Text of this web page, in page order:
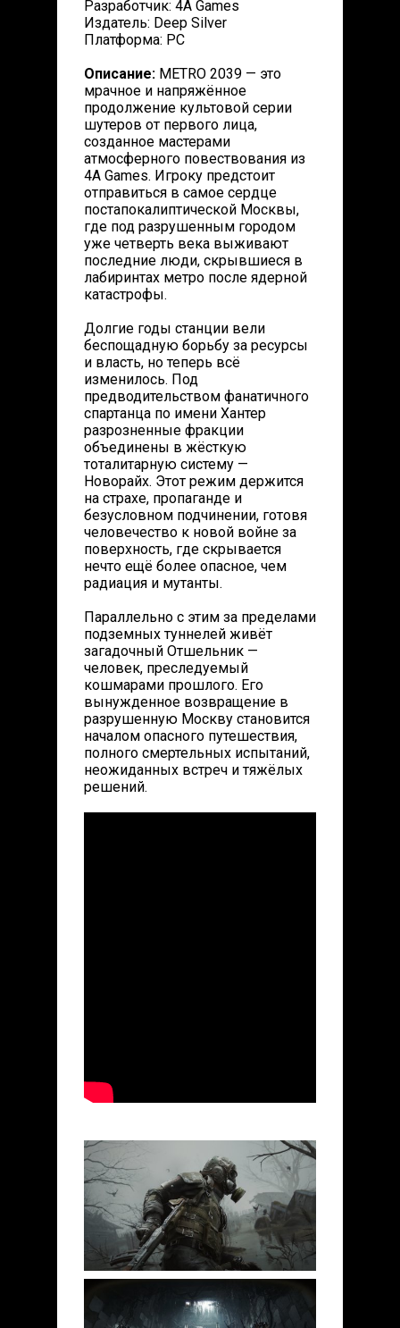
Разработчик: 4A Games
Издатель: Deep Silver
Платформа: PC
Описание: METRO 2039 — это
мрачное и напряжённое
продолжение культовой серии
шутеров от первого лица,
созданное мастерами
атмосферного повествования из
4A Games. Игроку предстоит
отправиться в самое сердце
постапокалиптической Москвы,
где под разрушенным городом
уже четверть века выживают
последние люди, скрывшиеся в
лабиринтах метро после ядерной
катастрофы.
Долгие годы станции вели
беспощадную борьбу за ресурсы
и власть, но теперь всё
изменилось. Под
предводительством фанатичного
спартанца по имени Хантер
разрозненные фракции
объединены в жёсткую
тоталитарную систему —
Новорайх. Этот режим держится
на страхе, пропаганде и
безусловном подчинении, готовя
человечество к новой войне за
поверхность, где скрывается
нечто ещё более опасное, чем
радиация и мутанты.
Параллельно с этим за пределами
подземных туннелей живёт
загадочный Отшельник —
человек, преследуемый
кошмарами прошлого. Его
вынужденное возвращение в
разрушенную Москву становится
началом опасного путешествия,
полного смертельных испытаний,
неожиданных встреч и тяжёлых
решений.